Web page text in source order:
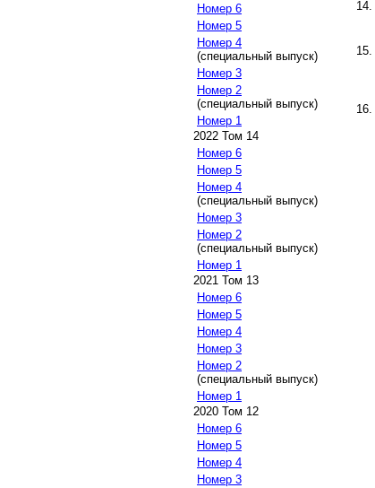
Номер 6
Номер 5
Номер 4
(специальный выпуск)
Номер 3
Номер 2
(специальный выпуск)
Номер 1
2022 Том 14
Номер 6
Номер 5
Номер 4
(специальный выпуск)
Номер 3
Номер 2
(специальный выпуск)
Номер 1
2021 Том 13
Номер 6
Номер 5
Номер 4
Номер 3
Номер 2
(специальный выпуск)
Номер 1
2020 Том 12
Номер 6
Номер 5
Номер 4
Номер 3